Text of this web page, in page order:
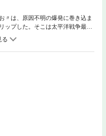
〃は、原因不明の爆発に巻き込ま
ップした。そこは太平洋戦争最大
把握できないソ連潜水艦は、海
頭上には、戦艦大和ら連合艦隊を
衛隊潜水艦の壮絶な苦闘がはじ